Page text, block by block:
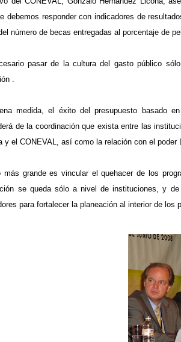
debemos responder con indicadores de
número de becas entregadas al porcentaje de
pasar de la cultura del gasto público
.
medida, el éxito del presupuesto basado
de la coordinación que exista entre las
y el CONEVAL, así como la relación con el poder
más grande es vincular el quehacer de los
se queda sólo a nivel de instituciones, y
para fortalecer la planeación al interior de los